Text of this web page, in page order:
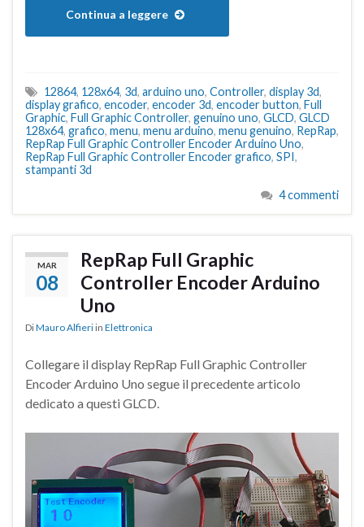
Continua a leggere
12864, 128x64, 3d, arduino uno, Controller, display 3d,
display grafico, encoder, encoder 3d, encoder button, Full
Graphic, Full Graphic Controller, genuino uno, GLCD, GLCD
128x64, grafico, menu, menu arduino, menu genuino, RepRap,
RepRap Full Graphic Controller Encoder Arduino Uno,
RepRap Full Graphic Controller Encoder grafico, SPI,
stampanti 3d
4 commenti
MAR
08
RepRap Full Graphic
Controller Encoder Arduino
Uno
DiMauro Alfieri in Elettronica
Collegare il display RepRap Full Graphic Controller
Encoder Arduino Uno segue il precedente articolo
dedicato a questi GLCD.